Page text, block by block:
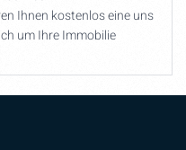
Ihnen kostenlos eine uns
um Ihre Immobilie